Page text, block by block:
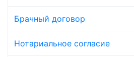
Брачный договор
Нотариальное согласие